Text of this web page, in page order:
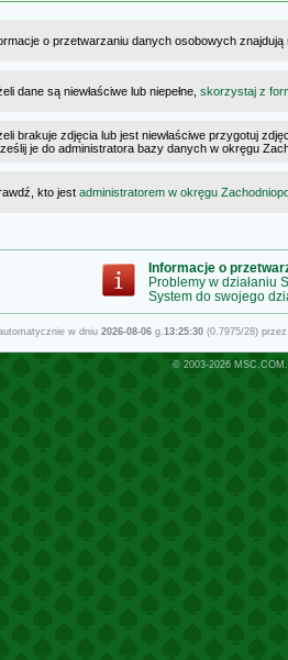
o przetwarzaniu danych osobowych
dane są niewłaściwe lub niepełne, skorzystaj z
brakuje zdjęcia lub jest niewłaściwe przygotuj
je do administratora bazy danych w okręgu
kto jest administratorem w okręgu
Informacje o
Problemy w działaniu
System do swojego
w dniu 2026-08-06g.13:25:30(0.7975/28)
© 2003-2026